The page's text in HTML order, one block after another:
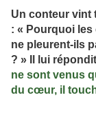
Un conteur vint
: « Pourquoi
ne pleurent-ils
? » Il lui
ne sont venus
du cœur, il